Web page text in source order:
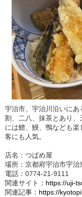
宇治市、宇治川沿いに
割、二八、抹茶とあり
には鱧、鰻、鴨なども
客にも人気。
店名：つばめ屋
場所：京都府宇治市宇治
電話：0774-21-9111
関連サイト： https://uji-
関連記事： https://